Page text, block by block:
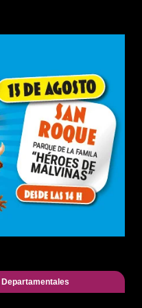
Departamentales